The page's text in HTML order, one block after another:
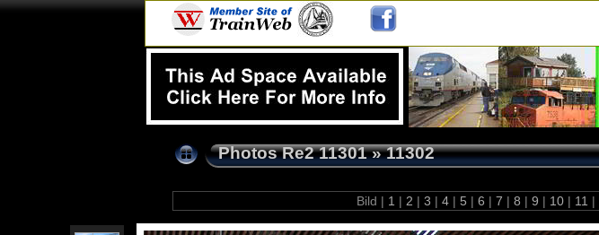
Photos Re2 11301»11302
Bild | 1 | 2 | 3 | 4 | 5 | 6 | 7 | 8 | 9 | 10 | 11 |